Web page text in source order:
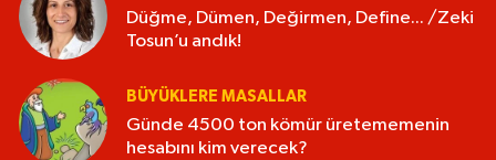
Düğme, Dümen, Değirmen, Define... /Zeki
Tosun’u andık!
BÜYÜKLERE MASALLAR
Günde 4500 ton kömür üretememenin
hesabını kim verecek?